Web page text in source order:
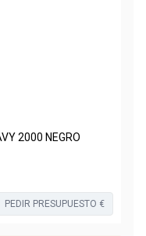
2000 NEGRO
PEDIR PRESUPUESTO €